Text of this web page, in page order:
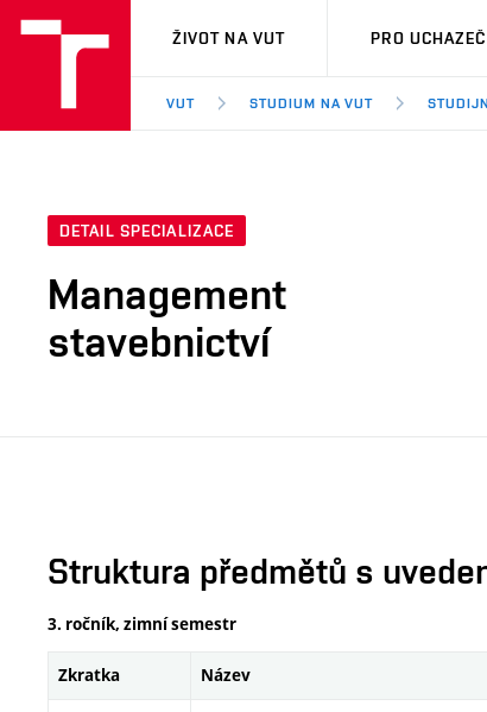
VUT
ŽIVOT NA VUT PRO
VUT STUDIUM NA VUT
DETAIL SPECIALIZACE
Management
stavebnictví
Struktura předmětů s
3. ročník, zimní semestr
Zkratka Název